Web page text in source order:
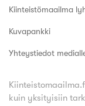
Kiinteistömaailma
Kuvapankki
Yhteystiedot
kuin yksityisiin